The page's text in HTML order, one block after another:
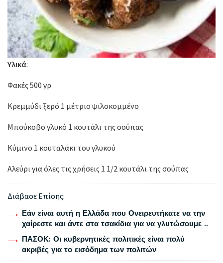
Υλικά:
Φακές 500 γρ
Κρεμμύδι ξερό 1 μέτριο ψιλοκομμένο
Μπούκοβο γλυκό 1 κουτάλι της σούπας
Κύμινο 1 κουταλάκι του γλυκού
Αλεύρι για όλες τις χρήσεις 1 1/2 κουτάλι της σούπας
Διάβασε Επίσης:
Εάν είναι αυτή η Ελλάδα που Ονειρευτήκατε να την
χαίρεστε και άντε στα τσακίδια για να γλυτώσουμε ..
ΠΑΣΟΚ: Οι κυβερνητικές πολιτικές είναι πολύ
ακριβές για το εισόδημα των πολιτών